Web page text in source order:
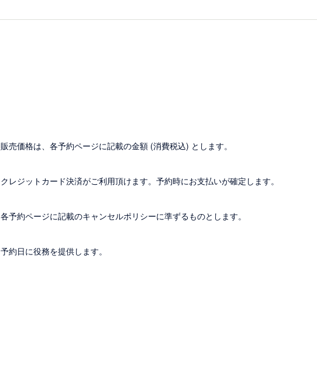
販売価格は、各予約ページに記載の金額 (消費税込) とします。
クレジットカード決済がご利用頂けます。予約時にお支払いが確定します。
各予約ページに記載のキャンセルポリシーに準ずるものとします。
予約日に役務を提供します。